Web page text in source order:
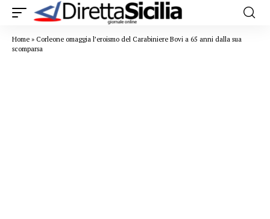
Home » Corleone omaggia l’eroismo del Carabiniere Bovi a 65 anni dalla sua
scomparsa